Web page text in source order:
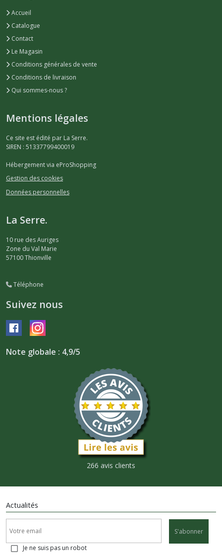
Accueil
Catalogue
Contact
Le Magasin
Conditions générales de vente
Conditions de livraison
Qui sommes-nous ?
Mentions légales
Ce site est édité par La Serre.
SIREN : 51337799400019
Hébergement via eProShopping
Gestion des cookies
Données personnelles
La Serre.
10 rue des Auriges
Zone du Val Marie
57100Thionville
Téléphone
Suivez nous
Note globale : 4,9/5
266 avis clients
Actualités
S'abonner
Je ne suis pas un robot